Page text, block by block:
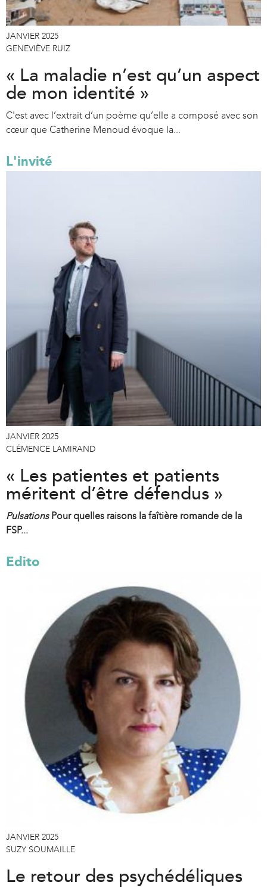
JANVIER 2025
GENEVIÈVE RUIZ
« La maladie n’est qu’un aspect
de mon identité »
C'est avec l’extrait d’un poème qu’elle a composé avec son
cœur que Catherine Menoud évoque la...
L'invité
JANVIER 2025
CLÉMENCE LAMIRAND
« Les patientes et patients
méritent d’être défendus »
Pulsations Pour quelles raisons la faîtière romande de la
FSP...
Edito
JANVIER 2025
SUZY SOUMAILLE
Le retour des psychédéliques